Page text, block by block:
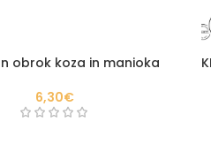
obrok koza in manioka
6,30€